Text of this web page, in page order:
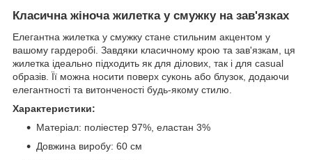
Класична жіноча жилетка у смужку на зав'язках
Елегантна жилетка у смужку стане стильним акцентом у
вашому гардеробі. Завдяки класичному крою та зав'язкам, ця
жилетка ідеально підходить як для ділових, так і для casual
образів. Її можна носити поверх суконь або блузок, додаючи
елегантності та витонченості будь-якому стилю.
Характеристики:
Матеріал: поліестер 97%, еластан 3%
Довжина виробу: 60 см